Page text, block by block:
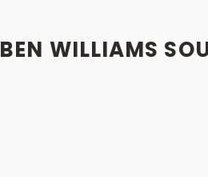
BEN WILLIAMS